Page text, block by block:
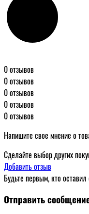
0 отзывов
0 отзывов
0 отзывов
0 отзывов
0 отзывов
Напишите свое мнение о
Сделайте выбор других
Добавить отзыв
Будьте первым, кто
Отправить